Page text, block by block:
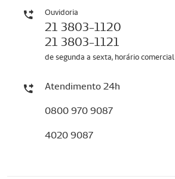
Ouvidoria
21 3803-1120
21 3803-1121
de segunda a sexta, horário comercial
Atendimento 24h
0800 970 9087
4020 9087